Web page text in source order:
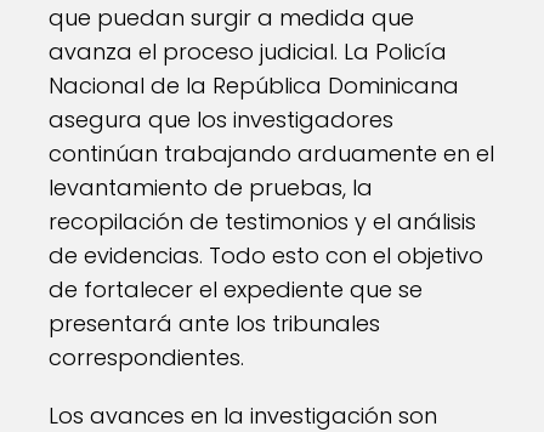
que puedan surgir a medida que
avanza el proceso judicial. La Policía
Nacional de la República Dominicana
asegura que los investigadores
continúan trabajando arduamente en el
levantamiento de pruebas, la
recopilación de testimonios y el análisis
de evidencias. Todo esto con el objetivo
de fortalecer el expediente que se
presentará ante los tribunales
correspondientes.
Los avances en la investigación son